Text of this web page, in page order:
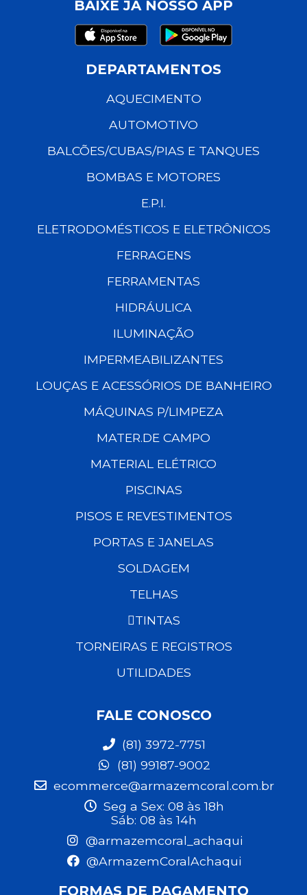
BAIXE JÁ NOSSO APP
DEPARTAMENTOS
AQUECIMENTO
AUTOMOTIVO
BALCÕES/CUBAS/PIAS E TANQUES
BOMBAS E MOTORES
E.P.I.
ELETRODOMÉSTICOS E ELETRÔNICOS
FERRAGENS
FERRAMENTAS
HIDRÁULICA
ILUMINAÇÃO
IMPERMEABILIZANTES
LOUÇAS E ACESSÓRIOS DE BANHEIRO
MÁQUINAS P/LIMPEZA
MATER.DE CAMPO
MATERIAL ELÉTRICO
PISCINAS
PISOS E REVESTIMENTOS
PORTAS E JANELAS
SOLDAGEM
TELHAS
TINTAS
TORNEIRAS E REGISTROS
UTILIDADES
FALE CONOSCO
(81) 3972-7751
(81) 99187-9002
ecommerce@armazemcoral.com.br
Seg a Sex: 08 às 18h
Sáb: 08 às 14h
@armazemcoral_achaqui
@ArmazemCoralAchaqui
FORMAS DE PAGAMENTO